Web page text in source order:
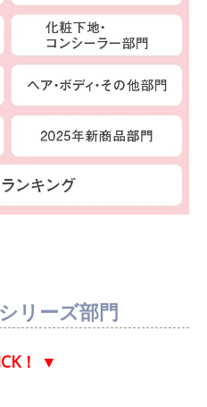
リーズ部門
！ ▼